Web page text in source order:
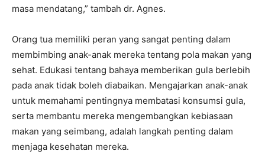
masa mendatang,” tambah dr. Agnes.
Orang tua memiliki peran yang sangat penting dalam
membimbing anak-anak mereka tentang pola makan yang
sehat. Edukasi tentang bahaya memberikan gula berlebih
pada anak tidak boleh diabaikan. Mengajarkan anak-anak
untuk memahami pentingnya membatasi konsumsi gula,
serta membantu mereka mengembangkan kebiasaan
makan yang seimbang, adalah langkah penting dalam
menjaga kesehatan mereka.